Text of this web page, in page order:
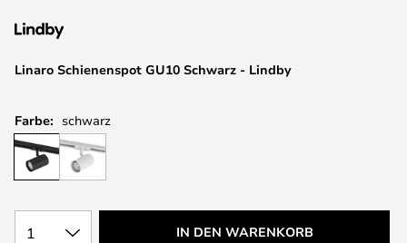
Linaro Schienenspot GU10 Schwarz - Lindby
Farbe: schwarz
1 IN DEN WARENKORB